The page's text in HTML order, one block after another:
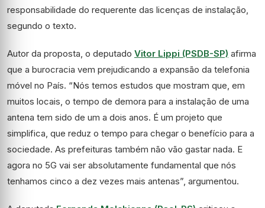
responsabilidade do requerente das licenças de instalação,
segundo o texto.
Autor da proposta, o deputado Vitor Lippi (PSDB-SP) afirma
que a burocracia vem prejudicando a expansão da telefonia
móvel no País. “Nós temos estudos que mostram que, em
muitos locais, o tempo de demora para a instalação de uma
antena tem sido de um a dois anos. É um projeto que
simplifica, que reduz o tempo para chegar o benefício para a
sociedade. As prefeituras também não vão gastar nada. E
agora no 5G vai ser absolutamente fundamental que nós
tenhamos cinco a dez vezes mais antenas”, argumentou.